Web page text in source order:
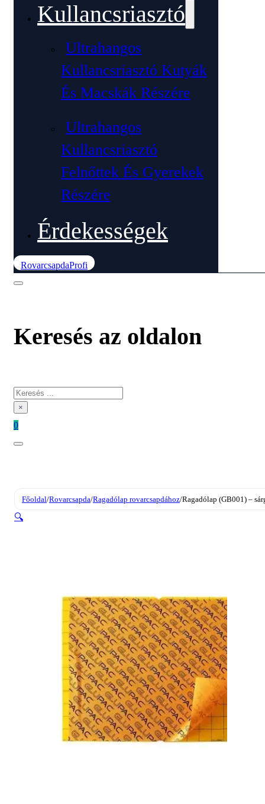
Kullancsriasztó
Ultrahangos
Kullancsriasztó Kutyák
És Macskák Részére
Ultrahangos
Kullancsriasztó
Felnőttek És Gyerekek
Részére
Érdekességek
RovarcsapdaProfi
Keresés az oldalon
Keresés
×
0
Főoldal/Rovarcsapda/Ragadólap rovarcsapdához/Ragadólap (GB001) –
🔍